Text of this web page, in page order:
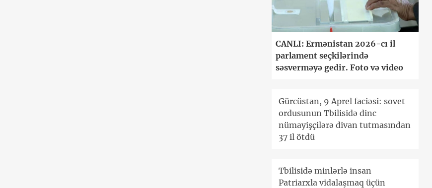
CANLI: Ermənistan 2026-cı il
parlament seçkilərində
səsverməyə gedir. Foto və video
Gürcüstan, 9 Aprel faciəsi: sovet
ordusunun Tbilisidə dinc
nümayişçilərə divan tutmasından
37 il ötdü
Tbilisidə minlərlə insan
Patriarxla vidalaşmaq üçün